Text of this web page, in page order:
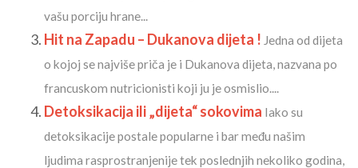
vašu porciju hrane...
Hit na Zapadu – Dukanova dijeta ! Jedna od dijeta
o kojoj se najviše priča je i Dukanova dijeta, nazvana po
francuskom nutricionisti koji ju je osmislio....
Detoksikacija ili „dijeta“ sokovima Iako su
detoksikacije postale popularne i bar među našim
ljudima rasprostranjenije tek poslednjih nekoliko godina,